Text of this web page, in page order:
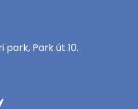
park, Park út 10.